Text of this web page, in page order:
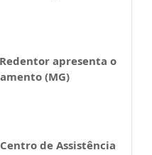
apresenta o
(MG)
de Assistência